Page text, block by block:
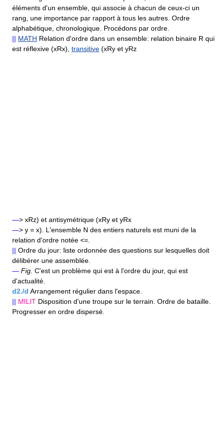
éléments d'un ensemble, qui associe à chacun de ceux-ci un
rang, une importance par rapport à tous les autres. Ordre
alphabétique, chronologique. Procédons par ordre.
|| MATH Relation d'ordre dans un ensemble: relation binaire R qui
est réflexive (xRx), transitive (xRy et yRz
—> xRz) et antisymétrique (xRy et yRx
—> y = x). L'ensemble N des entiers naturels est muni de la
relation d'ordre notée <=.
|| Ordre du jour: liste ordonnée des questions sur lesquelles doit
délibérer une assemblée.
— Fig. C'est un problème qui est à l'ordre du jour, qui est
d'actualité.
d2./d Arrangement régulier dans l'espace.
|| MILIT Disposition d'une troupe sur le terrain. Ordre de bataille.
Progresser en ordre dispersé.